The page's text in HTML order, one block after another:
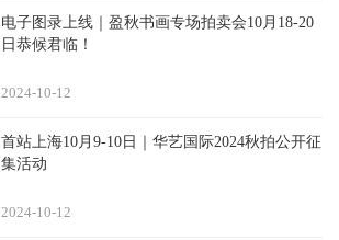
电子图录上线｜盈秋书画专场拍卖会10月18-20
日恭候君临！
12
2024-10
首站上海10月9-10日｜华艺国际2024秋拍公开征
集活动
12
2024-10